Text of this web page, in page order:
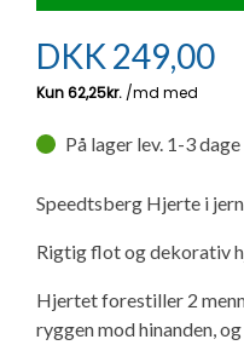
Adria Astella
Next
Hobby Prestige
Hobby Maxia
Ny campingvogn -
Lille
Finansiering af
Forsikring af
Vil du sælge din
Brugte telte og
Isabella fortelte
Isabella Fortelte
Camping erhverv
Adria Coral
Adria Compact
Internet i
Aircondition og
Gas-komfort i
E-trailer
Byvand -
GRØN
DKK 249,00
På lager lev. 1-3 dage
Speedtsberg Hjerte i jern
Rigtig flot og dekorativ
Hjertet forestiller 2
ryggen mod hinanden,